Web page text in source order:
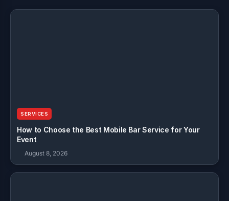
SERVICES
How to Choose the Best Mobile Bar Service for Your
Event
August 8, 2026